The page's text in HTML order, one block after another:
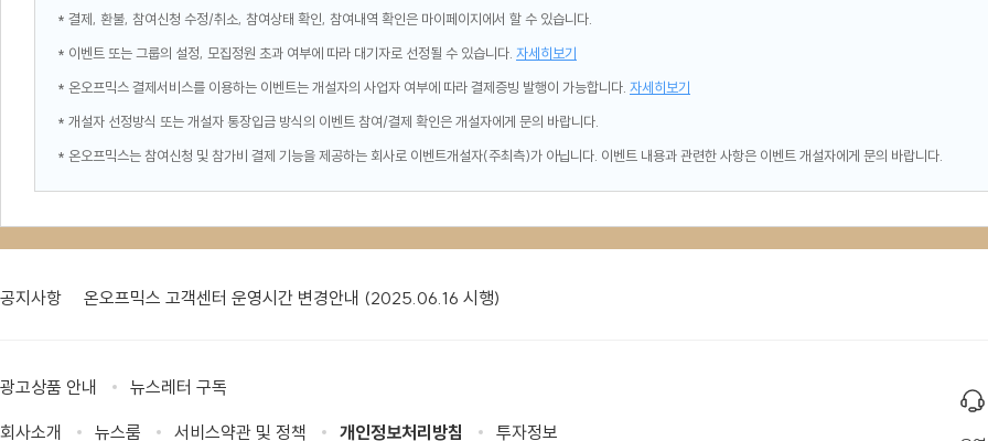
* 결제, 환불, 참여신청 수정/취소, 참여상태 확인, 참여내역 확인은 마이페이지에서 할 수 있습니다.
* 이벤트 또는 그룹의 설정, 모집정원 초과 여부에 따라 대기자로 선정될 수 있습니다. 자세히보기
* 온오프믹스 결제서비스를 이용하는 이벤트는 개설자의 사업자 여부에 따라 결제증빙 발행이 가능합니다. 자세히보기
* 개설자 선정방식 또는 개설자 통장입금 방식의 이벤트 참여/결제 확인은 개설자에게 문의 바랍니다.
* 온오프믹스는 참여신청 및 참가비 결제 기능을 제공하는 회사로 이벤트개설자(주최측)가 아닙니다. 이벤트 내용과 관련한 사항은 이벤트 개설자에게 문의 바랍니다.
공지사항 온오프믹스 고객센터 운영시간 변경안내 (2025.06.16 시행)
광고상품 안내 뉴스레터 구독
회사소개 뉴스룸 서비스약관 및 정책 개인정보처리방침 투자정보